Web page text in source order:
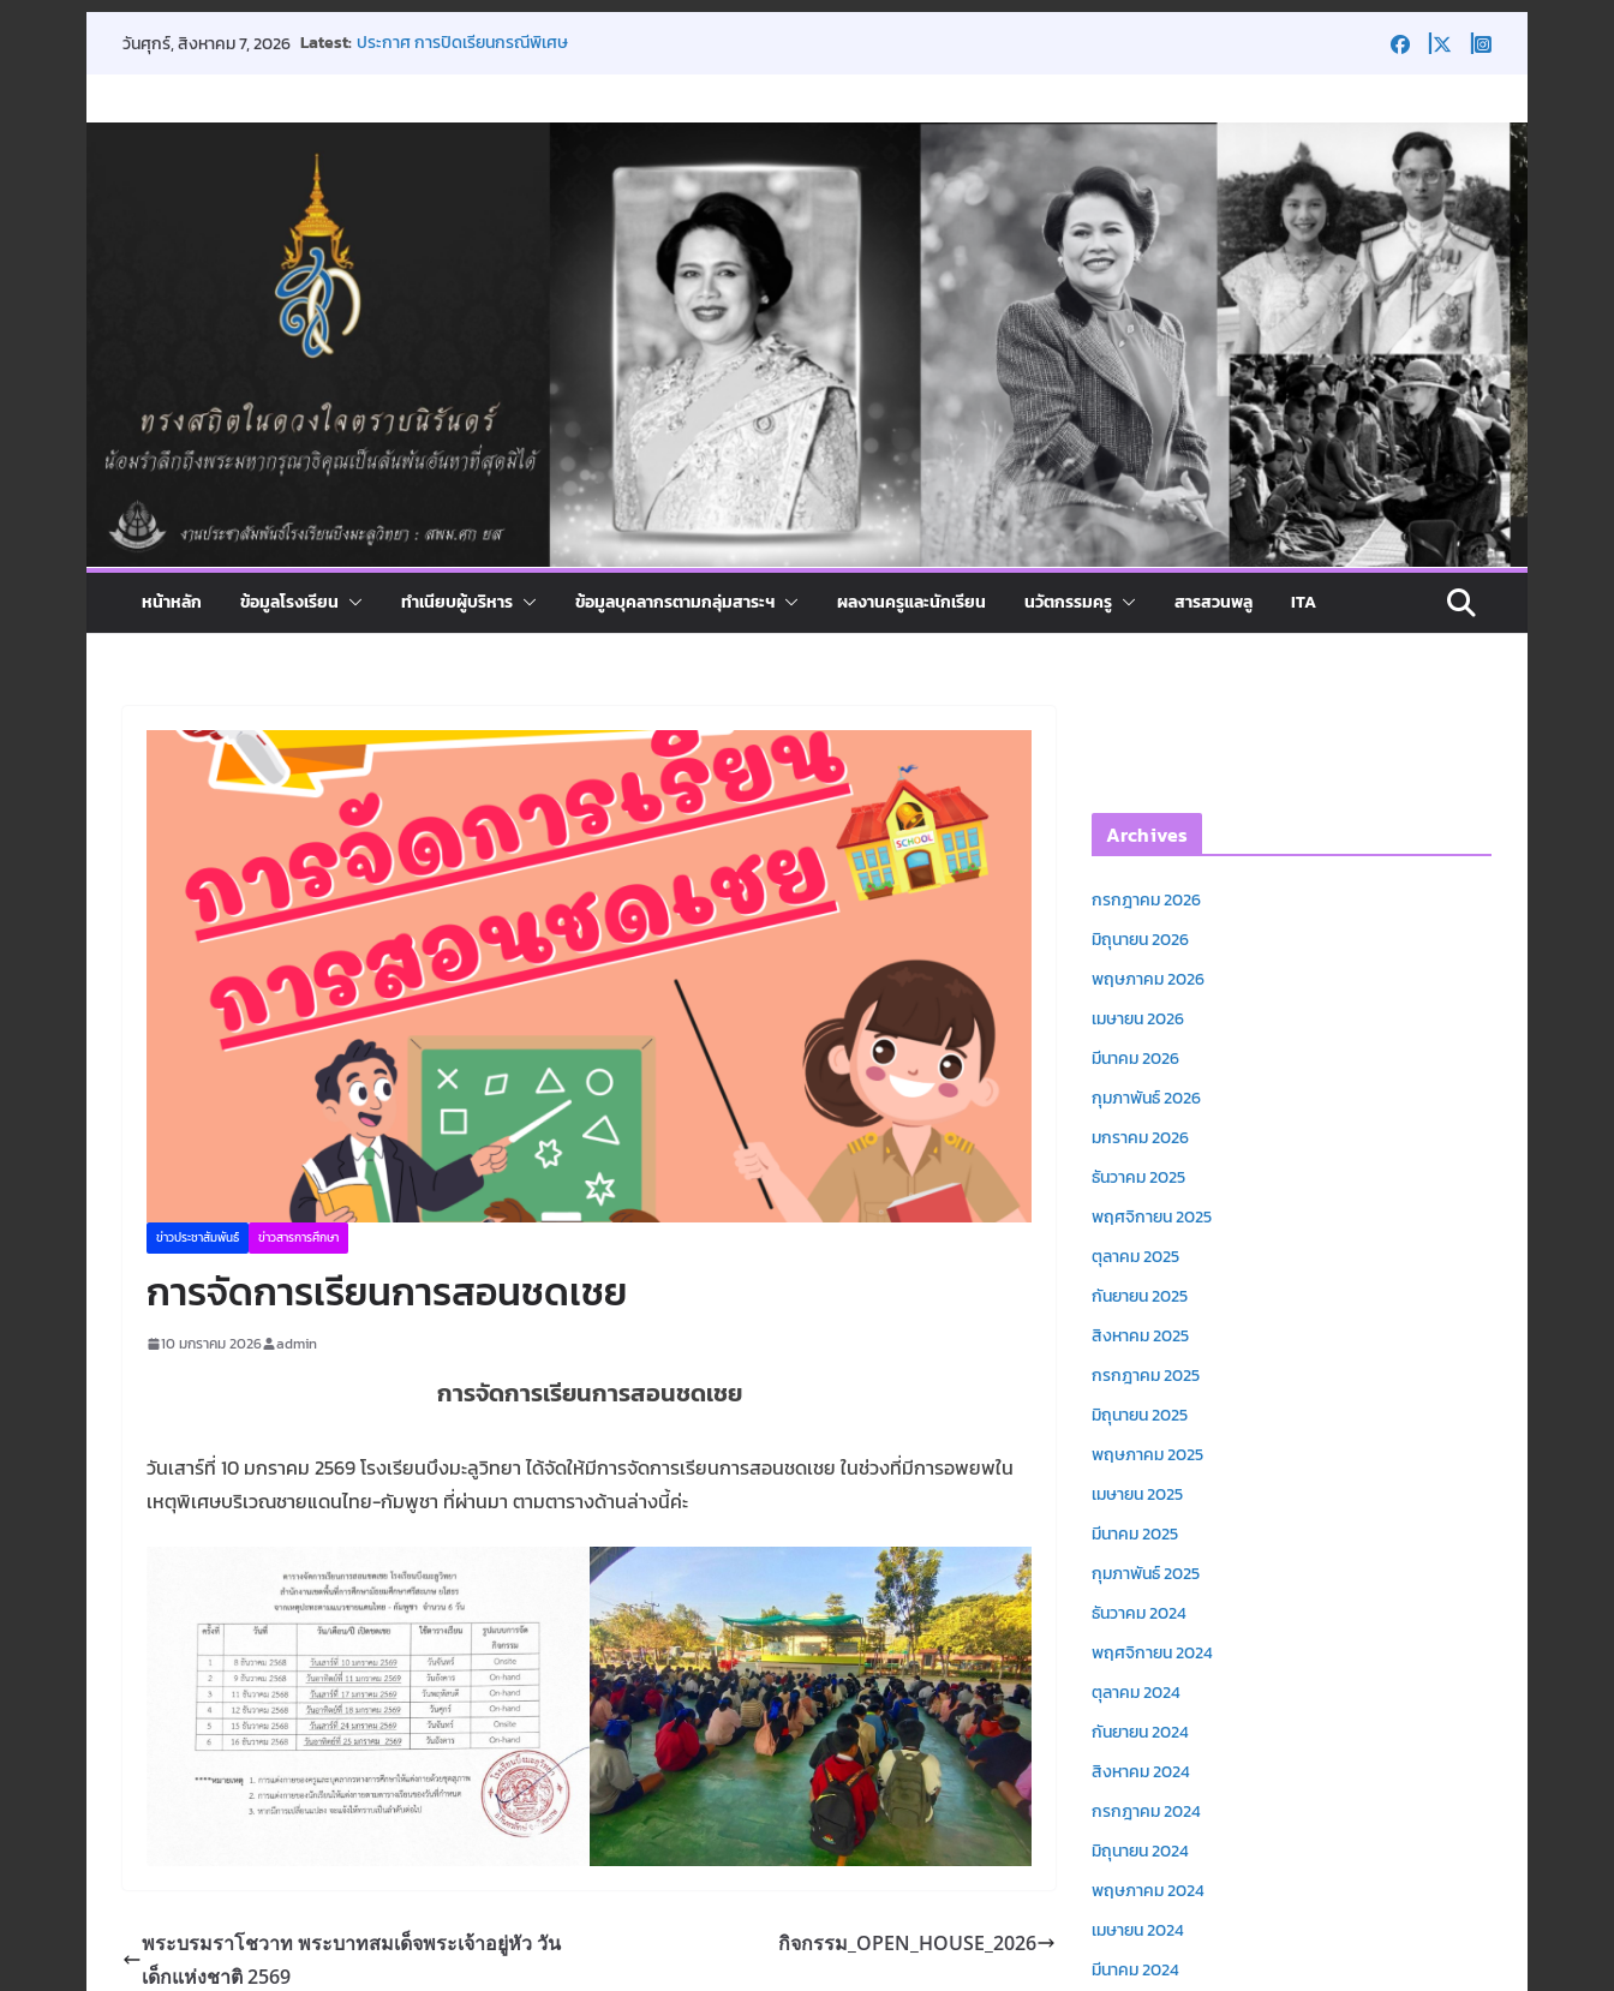
วันศุกร์, สิงหาคม 7, 2026 Latest:ประกาศ การปิดเรียนกรณีพิเศษ
หน้าหลัก ข้อมูลโรงเรียน ทำเนียบผู้บริหาร ข้อมูลบุคลากรตามกลุ่มสาระฯ ผลงานครูและนักเรียน นวัตกรรมครู สารสวนพลู ITA
ข่าวประชาสัมพันธ์ ข่าวสารการศึกษา
การจัดการเรียนการสอนชดเชย
10 มกราคม 2026 admin
การจัดการเรียนการสอนชดเชย
วันเสาร์ที่ 10 มกราคม 2569 โรงเรียนบึงมะลูวิทยา ได้จัดให้มีการจัดการเรียนการสอนชดเชย ในช่วงที่มีการอพยพใน
เหตุพิเศษบริเวณชายแดนไทย-กัมพูชา ที่ผ่านมา ตามตารางด้านล่างนี้ค่ะ
พระบรมราโชวาท พระบาทสมเด็จพระเจ้าอยู่หัว วัน
เด็กแห่งชาติ 2569
กิจกรรม_OPEN_HOUSE_2026
Archives
กรกฎาคม 2026
มิถุนายน 2026
พฤษภาคม 2026
เมษายน 2026
มีนาคม 2026
กุมภาพันธ์ 2026
มกราคม 2026
ธันวาคม 2025
พฤศจิกายน 2025
ตุลาคม 2025
กันยายน 2025
สิงหาคม 2025
กรกฎาคม 2025
มิถุนายน 2025
พฤษภาคม 2025
เมษายน 2025
มีนาคม 2025
กุมภาพันธ์ 2025
ธันวาคม 2024
พฤศจิกายน 2024
ตุลาคม 2024
กันยายน 2024
สิงหาคม 2024
กรกฎาคม 2024
มิถุนายน 2024
พฤษภาคม 2024
เมษายน 2024
มีนาคม 2024